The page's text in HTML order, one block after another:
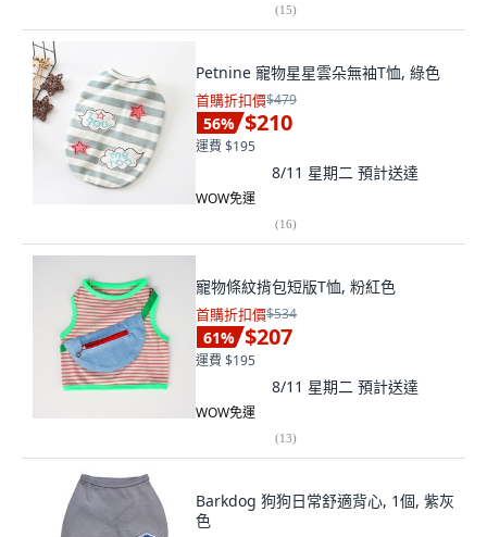
(15)
Petnine 寵物星星雲朵無袖T恤, 綠色
首購折扣價$479
56% $210
運費 $195
8/11 星期二 預計送達
WOW免運
(16)
寵物條紋揹包短版T恤, 粉紅色
首購折扣價$534
61% $207
運費 $195
8/11 星期二 預計送達
WOW免運
(13)
Barkdog 狗狗日常舒適背心, 1個, 紫灰
色